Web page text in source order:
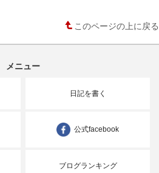
このページの上に戻る
メニュー
日記を書く
公式facebook
ブログランキング